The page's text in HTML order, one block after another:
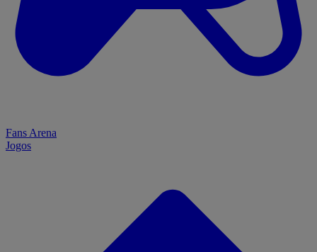
Fans Arena
Jogos